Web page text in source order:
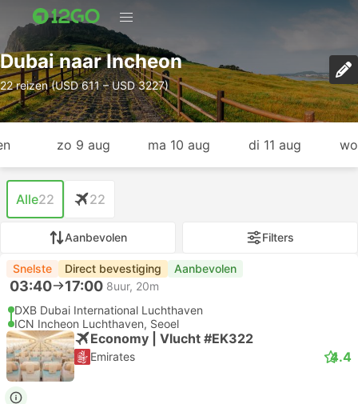
Dubai naar Incheon
22 reizen (USD 611 – USD 3227)
zo 9 aug ma 10 aug di 11 aug
Alle22 22
Aanbevolen Filters
Snelste Direct bevestiging Aanbevolen
03:40 17:00 8uur, 20m
DXB Dubai International Luchthaven
ICN Incheon Luchthaven, Seoel
Economy | Vlucht #EK322
Emirates 4.4